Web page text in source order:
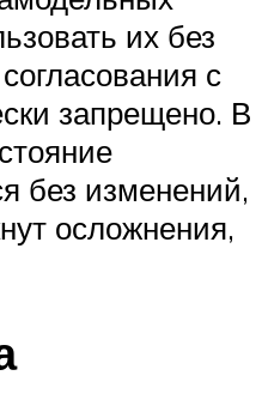
их без
с
запрещено. В
без изменений,
осложнения,